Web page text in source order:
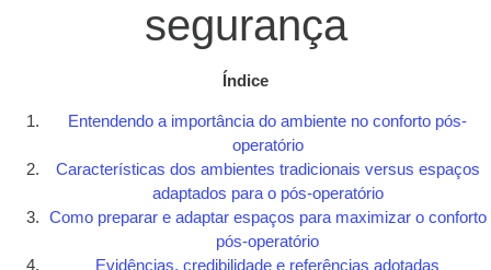
segurança
Índice
Entendendo a importância do ambiente no conforto pós-
operatório
Características dos ambientes tradicionais versus espaços
adaptados para o pós-operatório
Como preparar e adaptar espaços para maximizar o conforto
pós-operatório
Evidências, credibilidade e referências adotadas